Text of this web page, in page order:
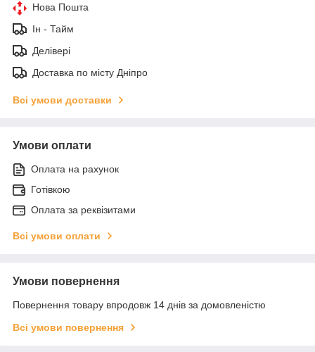
Нова Пошта
Ін - Тайм
Делівері
Доставка по місту Дніпро
Всі умови доставки
Умови оплати
Оплата на рахунок
Готівкою
Оплата за реквізитами
Всі умови оплати
Умови повернення
Повернення товару впродовж 14 днів за домовленістю
Всі умови повернення